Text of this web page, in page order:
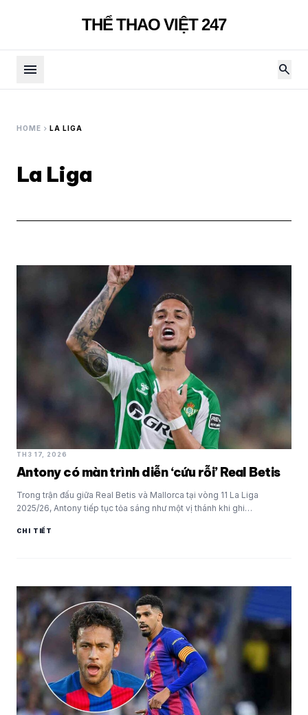
THỂ THAO VIỆT 247
menu search
HOME chevron_right LA LIGA
La Liga
TH3 17, 2026
Antony có màn trình diễn ‘cứu rỗi’ Real Betis
Trong trận đấu giữa Real Betis và Mallorca tại vòng 11 La Liga
2025/26, Antony tiếp tục tỏa sáng như một vị thánh khi ghi…
CHI TIẾT